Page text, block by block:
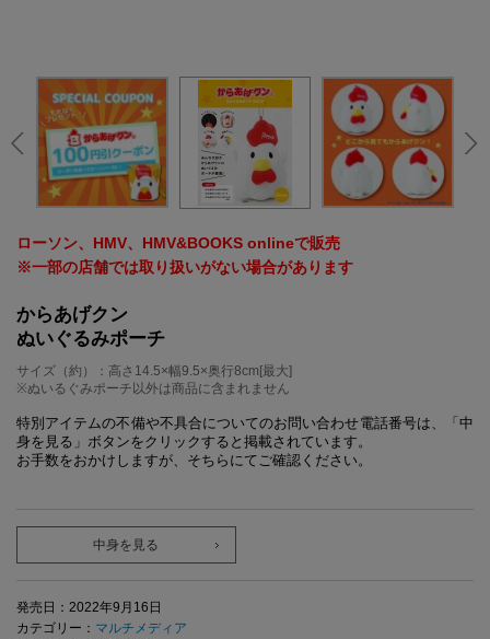
ローソン、HMV、HMV&BOOKS onlineで販売
※一部の店舗では取り扱いがない場合があります
からあげクン
ぬいぐるみポーチ
サイズ（約）：高さ14.5×幅9.5×奥行8cm[最大]
※ぬいるぐみポーチ以外は商品に含まれません
特別アイテムの不備や不具合についてのお問い合わせ電話番号は、「中
身を見る」ボタンをクリックすると掲載されています。
お手数をおかけしますが、そちらにてご確認ください。
中身を見る
発売日：2022年9月16日
カテゴリー： マルチメディア